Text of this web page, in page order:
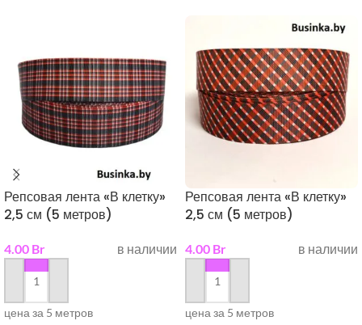
Репсовая лента «В клетку»
2,5 см (5 метров)
4.00 Br в наличии
в корзину
цена за 5 метров
Репсовая лента «В клетку»
2,5 см (5 метров)
4.00 Br в наличии
в корзину
цена за 5 метров